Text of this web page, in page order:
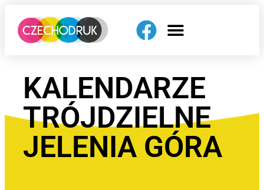
KALENDARZE
TRÓJDZIELNE
JELENIA GÓRA